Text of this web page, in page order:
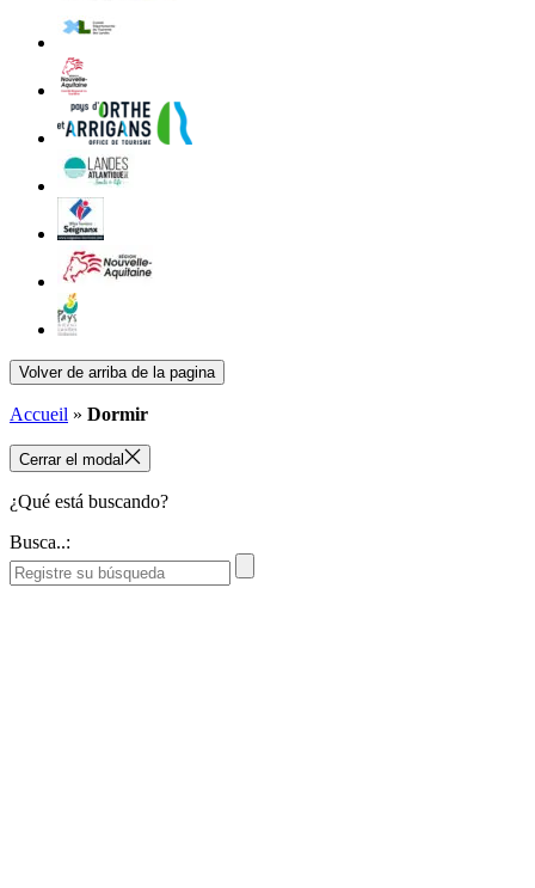
Volver de arriba de la pagina
Accueil » Dormir
Cerrar el modal
¿Qué está buscando?
Busca..: